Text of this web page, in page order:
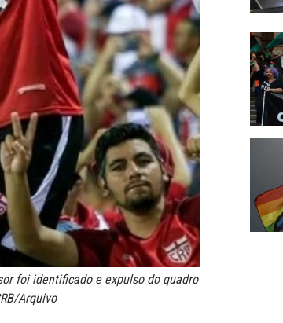
foi identificado e expulso do quadro
Arquivo